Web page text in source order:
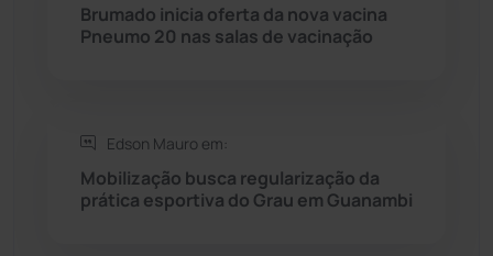
Rio do Pires
Seabra
Brumado inicia oferta da nova vacina
Pneumo 20 nas salas de vacinação
Edson Mauro em:
Mobilização busca regularização da
prática esportiva do Grau em Guanambi